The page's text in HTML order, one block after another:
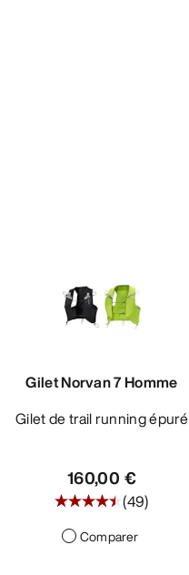
Gilet Norvan 7 Homme
Gilet de trail running épuré
160,00 €
(49)
Comparer